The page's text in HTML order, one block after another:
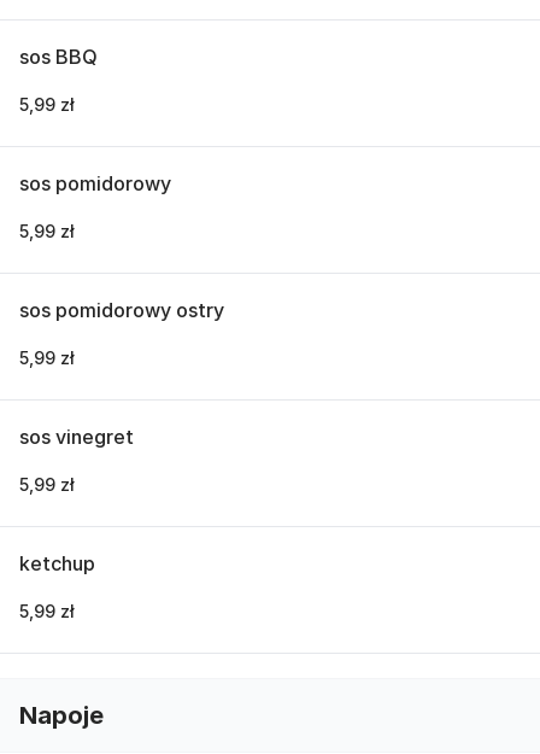
sos BBQ
5,99 zł
sos pomidorowy
5,99 zł
sos pomidorowy ostry
5,99 zł
sos vinegret
5,99 zł
ketchup
5,99 zł
Napoje